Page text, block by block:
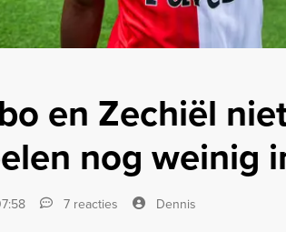
en Zechiël
nog weinig
7 reacties Dennis